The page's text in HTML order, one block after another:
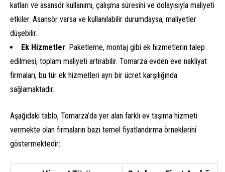
katları ve asansör kullanımı, çalışma süresini ve dolayısıyla maliyeti
etkiler. Asansör varsa ve kullanılabilir durumdaysa, maliyetler
düşebilir.
Ek Hizmetler: Paketleme, montaj gibi ek hizmetlerin talep
edilmesi, toplam maliyeti artırabilir. Tomarza evden eve nakliyat
firmaları, bu tür ek hizmetleri ayrı bir ücret karşılığında
sağlamaktadır.
Aşağıdaki tablo, Tomarza’da yer alan farklı ev taşıma hizmeti
vermekte olan firmaların bazı temel fiyatlandırma örneklerini
göstermektedir: